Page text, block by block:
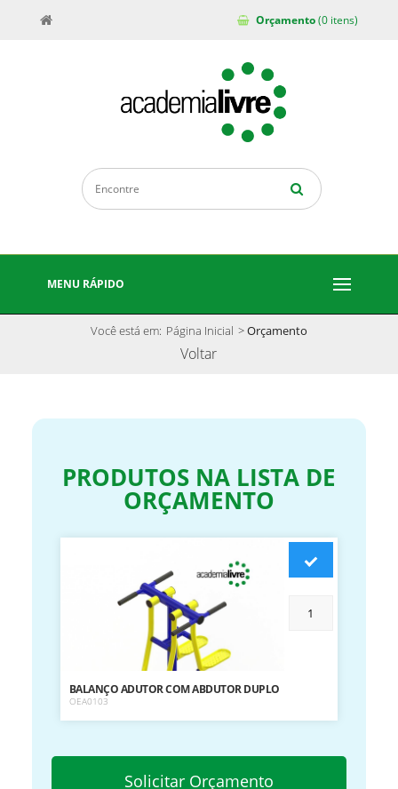
Orçamento(0 itens)
MENU RÁPIDO
Você está em: Página Inicial >Orçamento
Voltar
PRODUTOS NA LISTA DE
ORÇAMENTO
BALANÇO ADUTOR COM ABDUTOR DUPLO
OEA0103
Solicitar Orçamento